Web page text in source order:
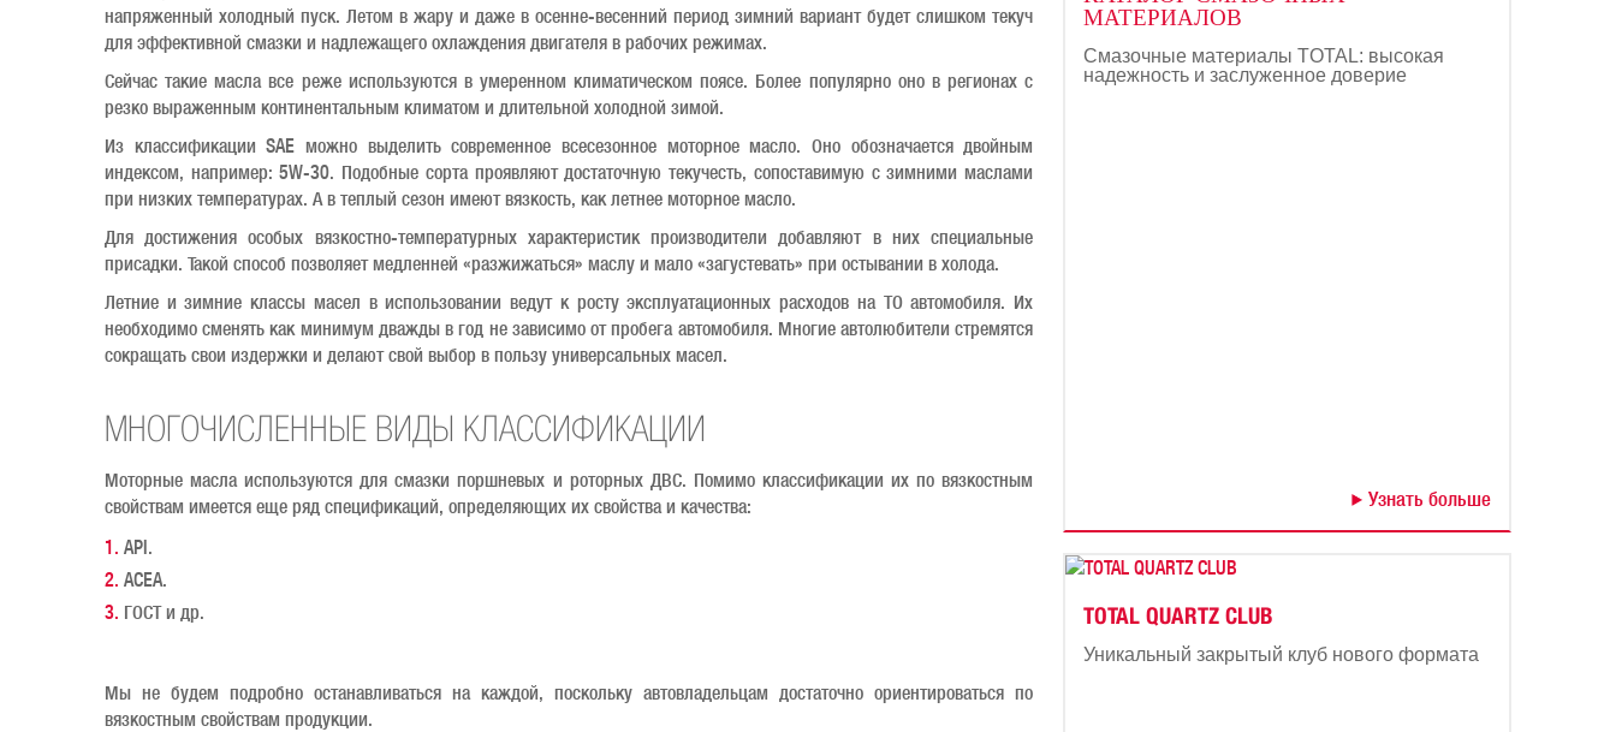
напряженный холодный пуск. Летом в жару и даже в осенне-весенний период зимний вариант будет слишком текуч
для эффективной смазки и надлежащего охлаждения двигателя в рабочих режимах.
Сейчас такие масла все реже используются в умеренном климатическом поясе. Более популярно оно в регионах с
резко выраженным континентальным климатом и длительной холодной зимой.
Из классификации SAE можно выделить современное всесезонное моторное масло. Оно обозначается двойным
индексом, например: 5W-30. Подобные сорта проявляют достаточную текучесть, сопоставимую с зимними маслами
при низких температурах. А в теплый сезон имеют вязкость, как летнее моторное масло.
Для достижения особых вязкостно-температурных характеристик производители добавляют в них специальные
присадки. Такой способ позволяет медленней «разжижаться» маслу и мало «загустевать» при остывании в холода.
Летние и зимние классы масел в использовании ведут к росту эксплуатационных расходов на ТО автомобиля. Их
необходимо сменять как минимум дважды в год не зависимо от пробега автомобиля. Многие автолюбители стремятся
сокращать свои издержки и делают свой выбор в пользу универсальных масел.
МНОГОЧИСЛЕННЫЕ ВИДЫ КЛАССИФИКАЦИИ
Моторные масла используются для смазки поршневых и роторных ДВС. Помимо классификации их по вязкостным
свойствам имеется еще ряд спецификаций, определяющих их свойства и качества:
API.
ACEA.
ГОСТ и др.
Мы не будем подробно останавливаться на каждой, поскольку автовладельцам достаточно ориентироваться по
вязкостным свойствам продукции.
МАТЕРИАЛОВ
Смазочные материалы TOTAL: высокая
надежность и заслуженное доверие
Узнать больше
TOTAL QUARTZ CLUB
Уникальный закрытый клуб нового формата